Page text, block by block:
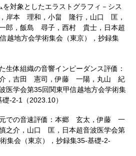
対象としたエラストグラフィ－シス
岸本 理和，小畠 隆行，山口 匡，
郎，飯島 尋子，西村 貴士，日本超
越地方会学術集会（東京），抄録集
生体組織の音響インピーダンス評価：
，吉田 憲司，伊藤 一陽，丸山 紀
医学会第35回関東甲信越地方会学術集
-2-1（2023.10）
元での音速評価：本郷 玄太，伊藤 一
介，山口 匡，日本超音波医学会第
集会（東京），抄録集35-基礎-2-